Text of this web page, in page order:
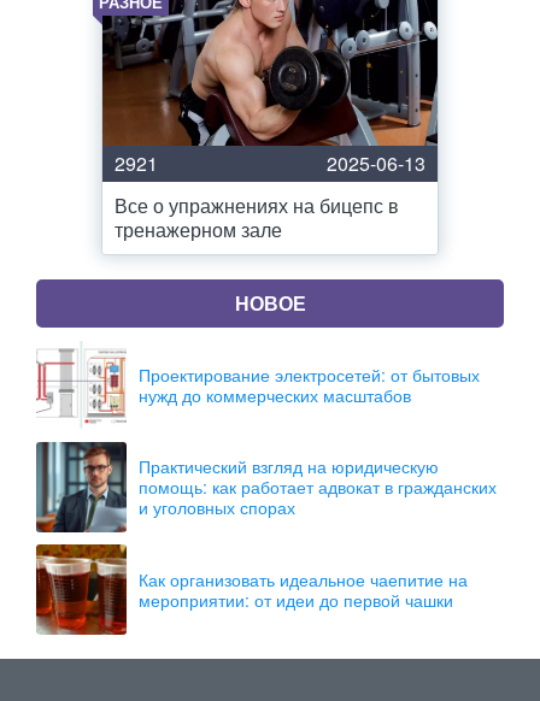
2921
2025-06-13
Все о упражнениях на бицепс в
тренажерном зале
НОВОЕ
Проектирование электросетей: от бытовых
нужд до коммерческих масштабов
Практический взгляд на юридическую
помощь: как работает адвокат в гражданских
и уголовных спорах
Как организовать идеальное чаепитие на
мероприятии: от идеи до первой чашки